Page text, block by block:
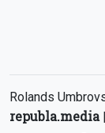
Rolands
republa.media|